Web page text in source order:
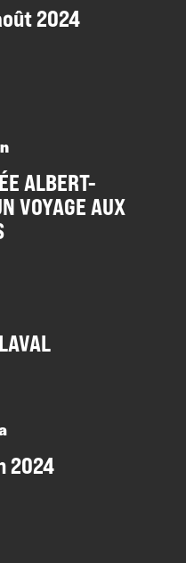
2024
ALBERT-
VOYAGE AUX
2024